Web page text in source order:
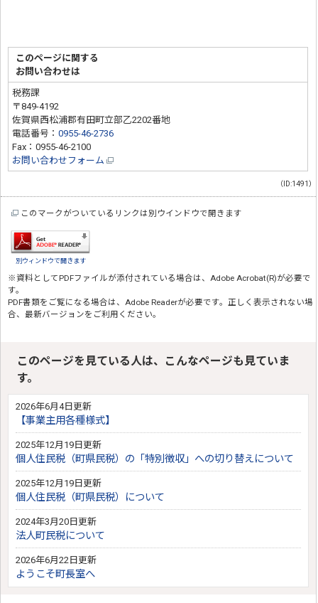
このページに関する
お問い合わせは
税務課
〒849-4192
佐賀県西松浦郡有田町立部乙2202番地
電話番号：0955-46-2736
Fax：0955-46-2100
お問い合わせフォーム
（ID:1491）
このマークがついているリンクは別ウインドウで開きます
別ウィンドウで開きます
※資料としてPDFファイルが添付されている場合は、 Adobe Acrobat(R)が必要で
す。
PDF書類をご覧になる場合は、 Adobe Readerが必要です。正しく表示されない場
合、最新バージョンをご利用ください。
このページを見ている人は、こんなページも見ていま
す。
2026年6月4日更新
【事業主用各種様式】
2025年12月19日更新
個人住民税（町県民税）の「特別徴収」への切り替えについて
2025年12月19日更新
個人住民税（町県民税）について
2024年3月20日更新
法人町民税について
2026年6月22日更新
ようこそ町長室へ